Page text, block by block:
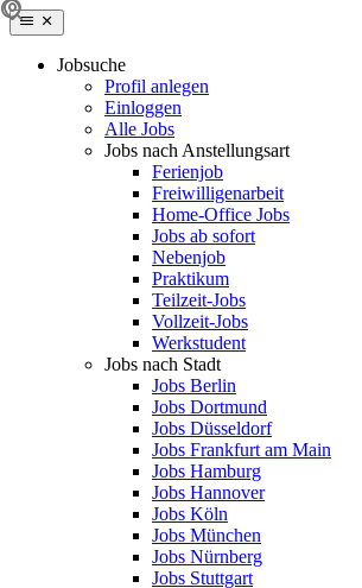
Jobsuche
Profil anlegen
Einloggen
Alle Jobs
Jobs nach Anstellungsart
Ferienjob
Freiwilligenarbeit
Home-Office Jobs
Jobs ab sofort
Nebenjob
Praktikum
Teilzeit-Jobs
Vollzeit-Jobs
Werkstudent
Jobs nach Stadt
Jobs Berlin
Jobs Dortmund
Jobs Düsseldorf
Jobs Frankfurt am Main
Jobs Hamburg
Jobs Hannover
Jobs Köln
Jobs München
Jobs Nürnberg
Jobs Stuttgart